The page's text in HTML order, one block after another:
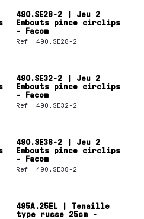
490.SE28-2 | Jeu 2
Embouts pince circlips
- Facom
Ref. 490.SE28-2
490.SE32-2 | Jeu 2
Embouts pince circlips
- Facom
Ref. 490.SE32-2
490.SE38-2 | Jeu 2
Embouts pince circlips
- Facom
Ref. 490.SE38-2
495A.25EL | Tenaille
type russe 25cm -